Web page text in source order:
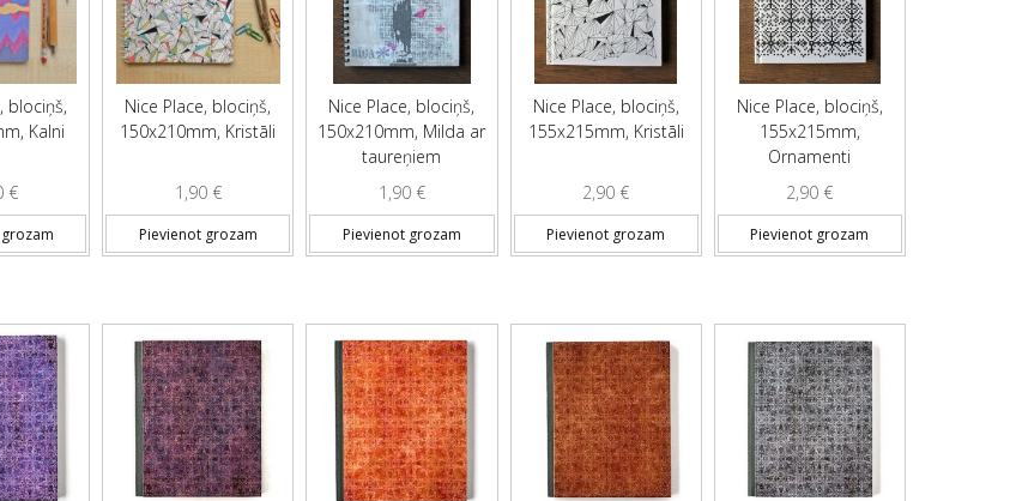
blociņš,
Kalni
€
Nice Place, blociņš,
150x210mm, Kristāli
1,90 €
Pievienot grozam
Nice Place, blociņš,
150x210mm, Milda ar
taureņiem
1,90 €
Pievienot grozam
Nice Place, blociņš,
155x215mm, Kristāli
2,90 €
Pievienot grozam
Nice Place, blociņš,
155x215mm,
Ornamenti
2,90 €
Pievienot grozam